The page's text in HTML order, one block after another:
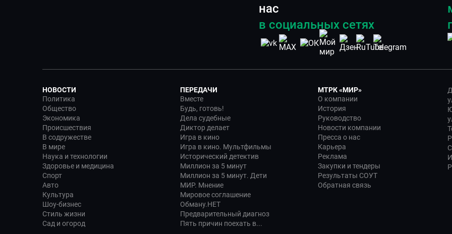
нас
в социальных сетях
НОВОСТИ
Политика
Общество
Экономика
Происшествия
В содружестве
В мире
Наука и технологии
Здоровье и медицина
Спорт
Авто
Культура
Шоу-бизнес
Стиль жизни
Сад и огород
ПЕРЕДАЧИ
Вместе
Будь, готовь!
Дела судебные
Диктор делает
Игра в кино
Игра в кино. Мультфильмы
Исторический детектив
Миллион за 5 минут
Миллион за 5 минут. Дети
МИР. Мнение
Мировое соглашение
Обману.НЕТ
Предварительный диагноз
Пять причин поехать в...
МТРК «МИР»
О компании
История
Руководство
Новости компании
Пресса о нас
Карьера
Реклама
Закупки и тендеры
Результаты СОУТ
Обратная связь